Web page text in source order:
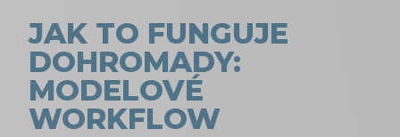
JAK TO FUNGUJE
DOHROMADY:
MODELOVÉ
WORKFLOW